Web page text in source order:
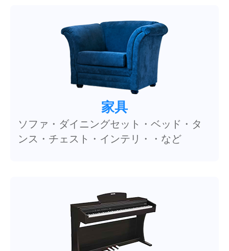
家具
ソファ・ダイニングセット・ベッド・タ
ンス・チェスト・インテリ・・など